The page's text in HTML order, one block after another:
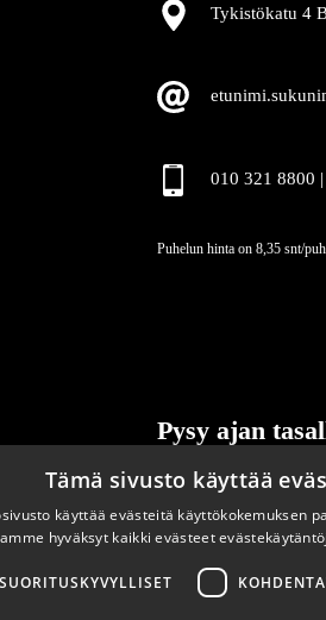
Tykistökatu 4
010 321 8800
Puhelun hinta on 8,35 snt/
Pysy ajan
Tilaa
Tämä sivusto käyttää
käyttää evästeitä käyttökokemuksen
hyväksyt kaikki evästeet
SUORITUSKYVYLLISET